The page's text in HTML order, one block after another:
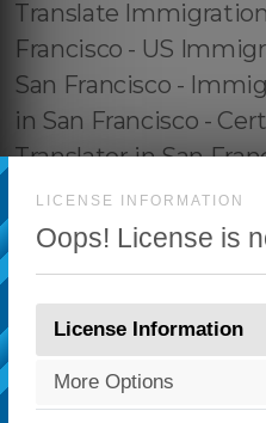
LICENSE INFORMATION
Oops! License is
License Information
More Options